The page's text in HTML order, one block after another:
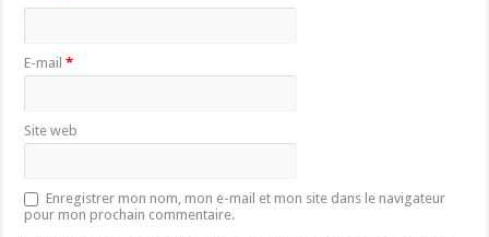
E-mail*
Site web
Enregistrer mon nom, mon e-mail et mon site dans le navigateur
pour mon prochain commentaire.